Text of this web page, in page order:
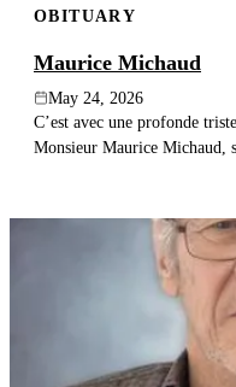
OBITUARY
Maurice Michaud
May 24, 2026
C’est avec une profonde
Monsieur Maurice Michaud,